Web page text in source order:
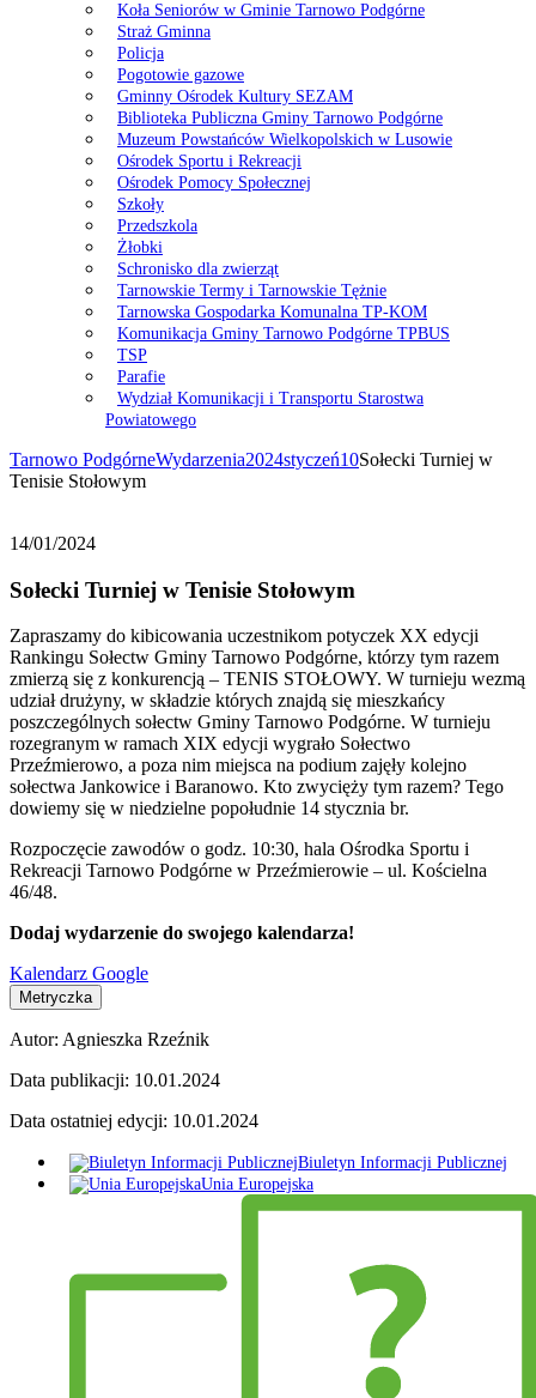
Koła Seniorów w Gminie Tarnowo Podgórne
Straż Gminna
Policja
Pogotowie gazowe
Gminny Ośrodek Kultury SEZAM
Biblioteka Publiczna Gminy Tarnowo Podgórne
Muzeum Powstańców Wielkopolskich w Lusowie
Ośrodek Sportu i Rekreacji
Ośrodek Pomocy Społecznej
Szkoły
Przedszkola
Żłobki
Schronisko dla zwierząt
Tarnowskie Termy i Tarnowskie Tężnie
Tarnowska Gospodarka Komunalna TP-KOM
Komunikacja Gminy Tarnowo Podgórne TPBUS
TSP
Parafie
Wydział Komunikacji i Transportu Starostwa
Powiatowego
Tarnowo PodgórneWydarzenia2024styczeń10Sołecki Turniej w
Tenisie Stołowym
14/01/2024
Sołecki Turniej w Tenisie Stołowym
Zapraszamy do kibicowania uczestnikom potyczek XX edycji
Rankingu Sołectw Gminy Tarnowo Podgórne, którzy tym razem
zmierzą się z konkurencją – TENIS STOŁOWY. W turnieju wezmą
udział drużyny, w składzie których znajdą się mieszkańcy
poszczególnych sołectw Gminy Tarnowo Podgórne. W turnieju
rozegranym w ramach XIX edycji wygrało Sołectwo
Przeźmierowo, a poza nim miejsca na podium zajęły kolejno
sołectwa Jankowice i Baranowo. Kto zwycięży tym razem? Tego
dowiemy się w niedzielne popołudnie 14 stycznia br.
Rozpoczęcie zawodów o godz. 10:30, hala Ośrodka Sportu i
Rekreacji Tarnowo Podgórne w Przeźmierowie – ul. Kościelna
46/48.
Dodaj wydarzenie do swojego kalendarza!
Kalendarz Google
Metryczka
Autor: Agnieszka Rzeźnik
Data publikacji: 10.01.2024
Data ostatniej edycji: 10.01.2024
Biuletyn Informacji Publicznej
Unia Europejska